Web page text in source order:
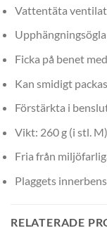
Vattentäta
Ficka på benet
Kan smidigt
Förstärkta i
Vikt: 260 g (i stl. M)
Fria från
Plaggets
RELATERADE